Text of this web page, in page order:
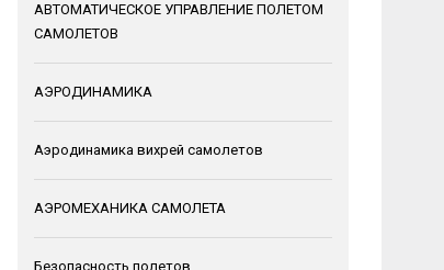
АВТОМАТИЧЕСКОЕ УПРАВЛЕНИЕ ПОЛЕТОМ
САМОЛЕТОВ
АЭРОДИНАМИКА
Аэродинамика вихрей самолетов
АЭРОМЕХАНИКА САМОЛЕТА
Безопасность полетов